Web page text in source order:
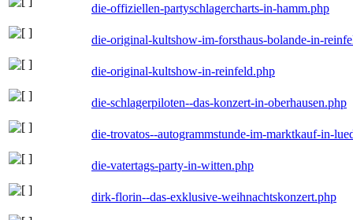
die-offiziellen-partyschlagercharts-in-hamm.php
die-original-kultshow-im-forsthaus-bolande-in-
die-original-kultshow-in-reinfeld.php
die-schlagerpiloten--das-konzert-in-oberhausen.php
die-trovatos--autogrammstunde-im-marktkauf-in-
die-vatertags-party-in-witten.php
dirk-florin--das-exklusive-weihnachtskonzert.php